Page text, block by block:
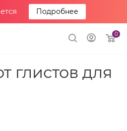
Подробнее
0
глистов для